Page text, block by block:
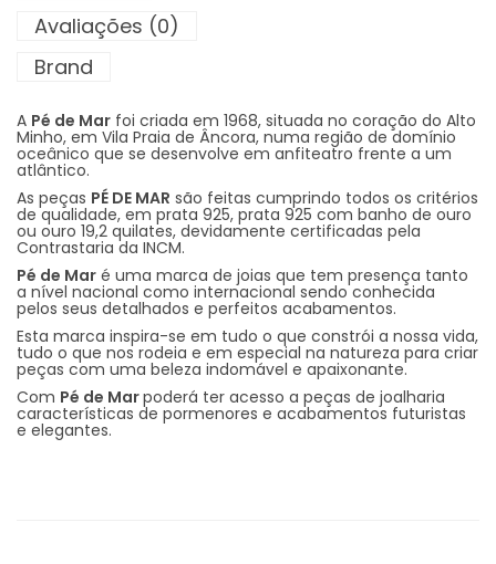
Avaliações (0)
Brand
A Pé de Mar foi criada em 1968, situada no coração do Alto
Minho, em Vila Praia de Âncora, numa região de domínio
oceânico que se desenvolve em anfiteatro frente a um
atlântico.
As peças PÉ DE MAR são feitas cumprindo todos os critérios
de qualidade, em prata 925, prata 925 com banho de ouro
ou ouro 19,2 quilates, devidamente certificadas pela
Contrastaria da INCM.
Pé de Mar é uma marca de joias que tem presença tanto
a nível nacional como internacional sendo conhecida
pelos seus detalhados e perfeitos acabamentos.
Esta marca inspira-se em tudo o que constrói a nossa vida,
tudo o que nos rodeia e em especial na natureza para criar
peças com uma beleza indomável e apaixonante.
Com Pé de Marpoderá ter acesso a peças de joalharia
características de pormenores e acabamentos futuristas
e elegantes.